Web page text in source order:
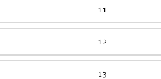
11
12
13